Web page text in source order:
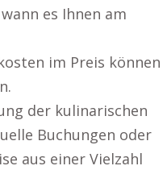
es Ihnen am
im Preis können
der kulinarischen
Buchungen oder
aus einer Vielzahl